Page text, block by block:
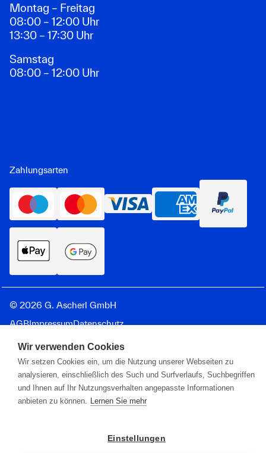
Montag – Freitag
08:00 – 12:00 Uhr
13:30 – 17:30 Uhr
Samstag
08:00 – 12:00 Uhr
Zahlungsarten
© 2026 G. Ascherl GmbH
AGBImpressumDatenschutz
Wir verwenden Cookies
Wir setzen Cookies ein, um die Nutzung unserer Webseiten zu
analysieren, einschließlich des Such und Surfverlaufs, Suchbegriffen
und Ihnen auf Ihr Nutzungsverhalten angepasste Informationen
anbieten zu können. Lernen Sie mehr
Einstellungen